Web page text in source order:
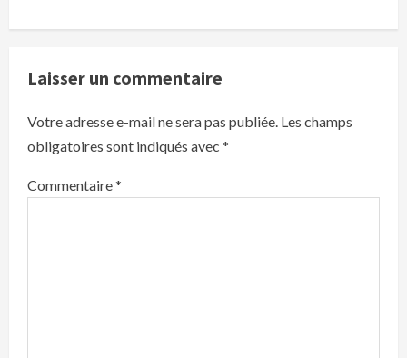
R
a
d
i
Laisser un commentaire
Votre adresse e-mail ne sera pas publiée. Les champs
obligatoires sont indiqués avec *
Commentaire*